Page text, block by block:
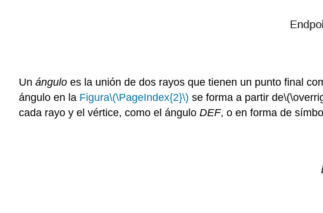
Un ángulo es la unión de dos rayos que tienen un punto final
ángulo en la Figura\(\PageIndex{2}\) se forma a partir de
cada rayo y el vértice, como el ángulo DEF, o en forma de